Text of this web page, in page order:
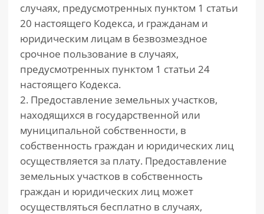
случаях, предусмотренных пунктом 1 статьи
20 настоящего Кодекса, и гражданам и
юридическим лицам в безвозмездное
срочное пользование в случаях,
предусмотренных пунктом 1 статьи 24
настоящего Кодекса.
2. Предоставление земельных участков,
находящихся в государственной или
муниципальной собственности, в
собственность граждан и юридических лиц
осуществляется за плату. Предоставление
земельных участков в собственность
граждан и юридических лиц может
осуществляться бесплатно в случаях,